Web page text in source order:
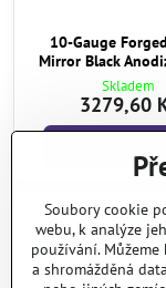
10-Gauge
Mirror Black
Skladem
3279,60
Soubory cookie
webu, k analýze
používání.
a shromážděná